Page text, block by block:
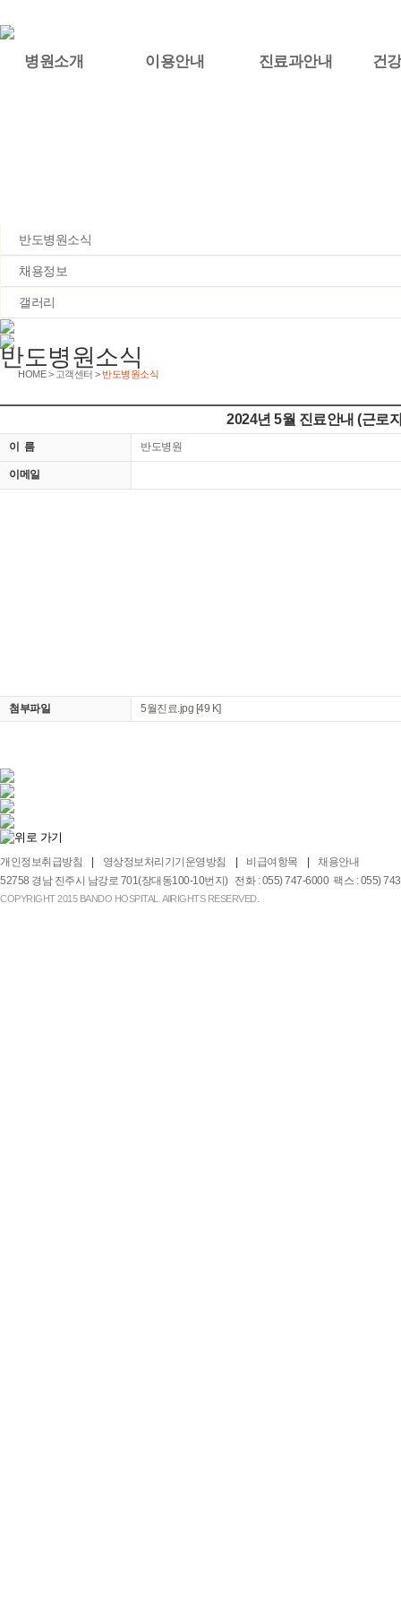
병원소개 이용안내 진료과안내 건
반도병원소식
채용정보
갤러리
반도병원소식
HOME > 고객센터 > 반도병원소식
2024년 5월 진료안내 (근로
이 름 반도병원
이메일
첨부파일 5월진료.jpg [49 K]
개인정보취급방침 영상정보처리기기운영방침 비급여항목
채용안내
52758 경남 진주시 남강로 701(장대동100-10번지) 전화 : 055) 747-6000 팩스 : 055)
COPYRIGHT 2015 BANDO HOSPITAL. AllRIGHTS RESERVED.